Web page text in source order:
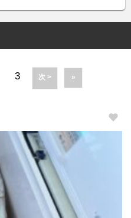
3 次 > »